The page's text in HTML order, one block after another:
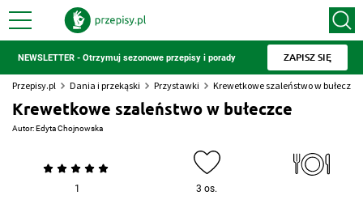
NEWSLETTER - Otrzymuj sezonowe przepisy i porady ZAPISZ SIĘ
Przepisy.pl Dania i przekąski Przystawki Krewetkowe szaleństwo w bułeczce
Krewetkowe szaleństwo w bułeczce
Autor:Edyta Chojnowska
1 3 os.